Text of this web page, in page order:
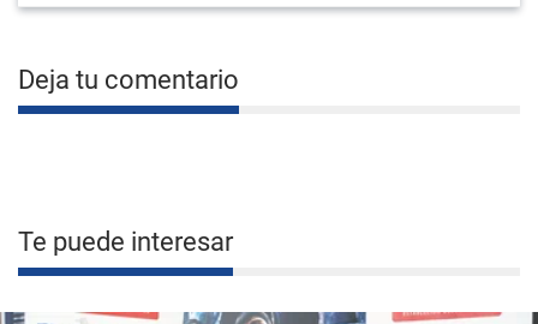
Deja tu comentario
Te puede interesar